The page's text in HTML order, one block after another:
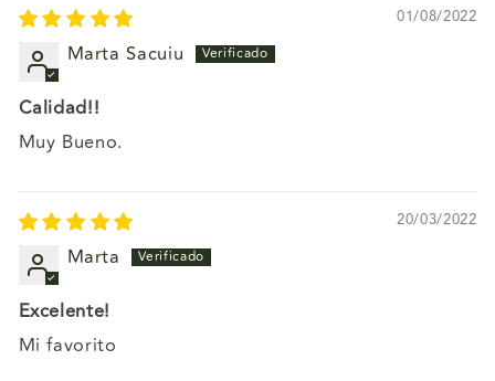
01/08/2022
Marta Sacuiu
Calidad!!
Muy Bueno.
20/03/2022
Marta
Excelente!
Mi favorito